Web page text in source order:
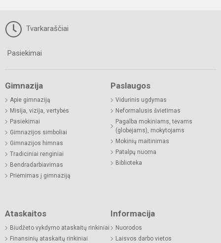
Tvarkaraščiai
Pasiekimai
Gimnazija
Apie gimnaziją
Misija, vizija, vertybės
Pasiekimai
Gimnazijos simboliai
Gimnazijos himnas
Tradiciniai renginiai
Bendradarbiavimas
Priėmimas į gimnaziją
Paslaugos
Vidurinis ugdymas
Neformalusis švietimas
Pagalba mokiniams, tėvams
(globėjams), mokytojams
Mokinių maitinimas
Patalpų nuoma
Biblioteka
Ataskaitos
Biudžeto vykdymo ataskaitų rinkiniai
Finansinių ataskaitų rinkiniai
Informacija
Nuorodos
Laisvos darbo vietos